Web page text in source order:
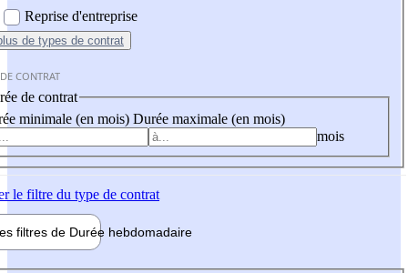
Reprise d'entreprise
de types de contrat
CONTRAT
de contrat
minimale (en mois) Durée maximale (en mois)
mois
le filtre du type de contrat
filtres de Durée hebdomadaire